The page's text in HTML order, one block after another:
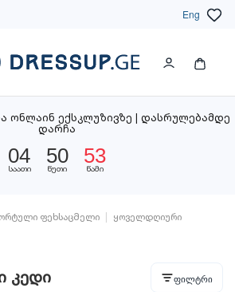
Eng
ონლაინ ექსკლუზივზე | დასრულებამდე
დარჩა
04
საათი
50
წუთი
52
წამი
ფეხსაცმელი
ყოველდღიური
კედი ფილტრი